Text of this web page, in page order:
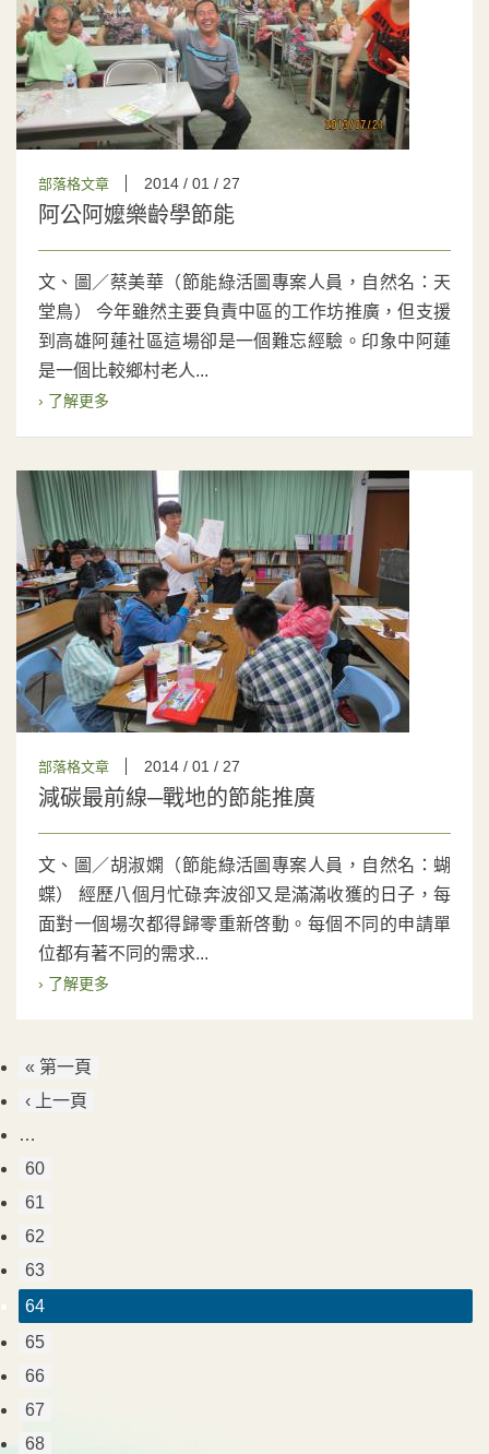
部落格文章 2014 / 01 / 27
阿公阿嬤樂齡學節能
文、圖／蔡美華（節能綠活圖專案人員，自然名：天
堂鳥） 今年雖然主要負責中區的工作坊推廣，但支援
到高雄阿蓮社區這場卻是一個難忘經驗。印象中阿蓮
是一個比較鄉村老人...
› 了解更多
部落格文章 2014 / 01 / 27
減碳最前線─戰地的節能推廣
文、圖／胡淑嫻（節能綠活圖專案人員，自然名：蝴
蝶） 經歷八個月忙碌奔波卻又是滿滿收獲的日子，每
面對一個場次都得歸零重新啓動。每個不同的申請單
位都有著不同的需求...
› 了解更多
« 第一頁
‹ 上一頁
…
60
61
62
63
64
65
66
67
68